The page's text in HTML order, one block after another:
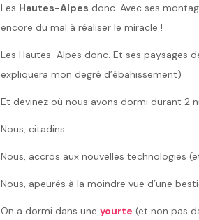
Les Hautes-Alpes donc. Avec ses
encore du mal à réaliser le miracle !
Les Hautes-Alpes donc. Et ses paysages
expliquera mon degré d’ébahissement)
Et devinez où nous avons dormi durant 2
Nous, citadins.
Nous, accros aux nouvelles technologies
Nous, apeurés à la moindre vue d’une
On a dormi dans une yourte (et non pas